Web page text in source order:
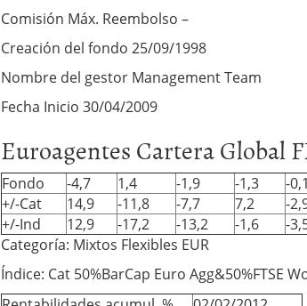
Comisión Máx. Reembolso –
Creación del fondo 25/09/1998
Nombre del gestor Management Team
Fecha Inicio 30/04/2009
Euroagentes Cartera Global
Fondo -4,7 1,4 -1,9 -1,3
-0,1
+/-Cat
14,9 -11,8 -7,7 7,2
-
+/-Ind
12,9 -17,2 -13,2 -1,6
-
Categoría: Mixtos Flexibles EUR
Índice: Cat 50%BarCap Euro Agg&50%FTSE